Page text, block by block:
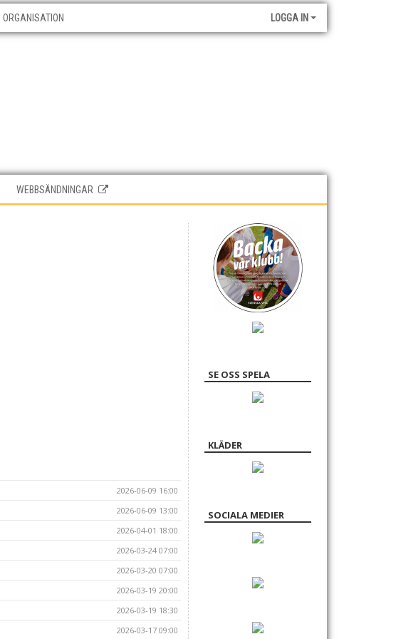
ORGANISATION LOGGA IN
WEBBSÄNDNINGAR
2026-06-09 16:00
2026-06-09 13:00
2026-04-01 18:00
2026-03-24 07:00
2026-03-20 07:00
2026-03-19 20:00
2026-03-19 18:30
2026-03-17 09:00
SE OSS SPELA
KLÄDER
SOCIALA MEDIER